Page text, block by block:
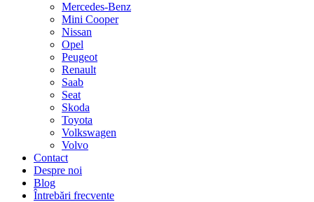
Mercedes-Benz
Mini Cooper
Nissan
Opel
Peugeot
Renault
Saab
Seat
Skoda
Toyota
Volkswagen
Volvo
Contact
Despre noi
Blog
Întrebări frecvente